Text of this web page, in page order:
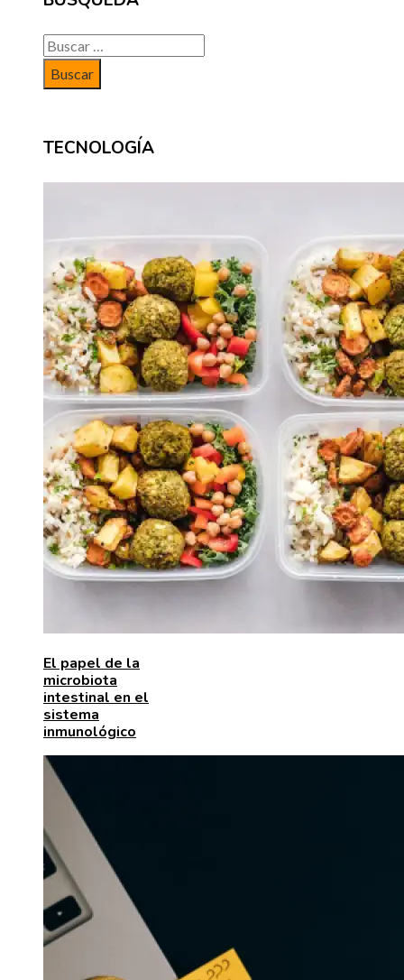
Buscar:
TECNOLOGÍA
El papel de la
microbiota
intestinal en el
sistema
inmunológico